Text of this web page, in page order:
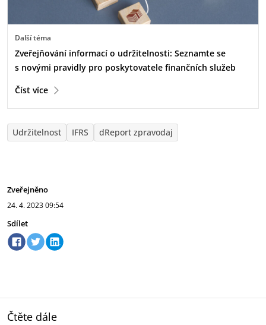
Další téma
Zveřejňování informací o udržitelnosti: Seznamte se
s novými pravidly pro poskytovatele finančních služeb
Číst více
Udržitelnost IFRS dReport zpravodaj
Zveřejněno
24. 4. 202309:54
Sdílet
Čtěte dále